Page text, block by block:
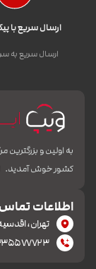
ارسال سریع با
ارسال سریع به
به اولین و
کشور خوش آمدید.
اطلاعات تماس
تهران،